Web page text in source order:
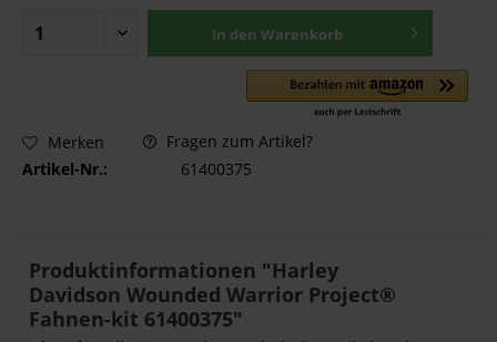
In den Warenkorb
Merken
Fragen zum Artikel?
Artikel-Nr.:
61400375
Produktinformationen "Harley
Davidson Wounded Warrior Project®
Fahnen-kit 61400375"